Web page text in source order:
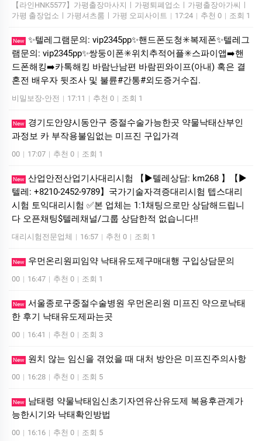
【라인HNK5577】가평출장마사지ㅣ가평퇴폐업소ㅣ가평출장아가씨ㅣ
가평 출장업소ㅣ가평셔츠룸ㅣ가평 오피사이트 | 17:24 | 추천 0 | 조회 1
New ✨텔레그램문의: vip2345pp✨핸드폰도청✳️복제폰✨텔레그
램문의: vip2345pp✨쌍둥이폰✳️위치추적어플✳️스파이앱➡️핸
드폰해킹➡️카톡해킹 바람난남편 바람핀와이프(아내) 혹은 결
혼전 배우자 뒷조사 및 불륜#간통#외도증거수집.
비밀보장-안전 | 17:11 | 추천 0 | 조회 1
New
경기도안양시동안구 중절수술가능한곳 약물낙태산부인
과정보 카 부작용불임없는 미프진 구입가격
00 | 17:07 | 추천 0 | 조회 1
New 산업안전산업기사대리시험 【▶텔레상담: km268 】【▶
텔레: +8210-2452-9789】국가기술자격증대리시험 텝스대리
시험 토익대리시험 ✅본 업체는 1:1채팅으로만 상담해드립니
다 오픈채팅$텔레채널/그룹 상담한적 없습니다!!
대리시험전문업체 | 16:57 | 추천 0 | 조회 1
New 우먼온리원피임약 낙태유도제구매대행 구입상담문의
00 | 16:47 | 추천 0 | 조회 1
New 서울종로구중절수술병원 우먼온리원 미프진 약으로낙태
한 후기 낙­태유도제파는곳
00 | 16:41 | 추천 0 | 조회 3
New 원치 않는 임신을 겪었을 때 대처 방안은 미­프진주의사항
00 | 16:28 | 추천 0 | 조회 5
New
남태령 약물낙태임신초기자연유산유도제 복용후관계가
능한시기와 낙태확인방법
00 | 16:16 | 추천 0 | 조회 5